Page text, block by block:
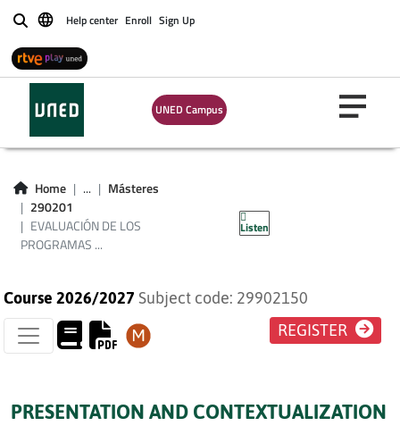
BuscarHelp center Enroll Sign Up
UNED Campus
Home ...
Másteres
290201
EVALUACIÓN DE LOS
PROGRAMAS ...
Listen
EVALUACIÓN DE
LOS PROGRAMAS
SOCIALES.
Course 2026/2027 Subject code: 29902150
REGISTER
PRESENTATION AND CONTEXTUALIZATION